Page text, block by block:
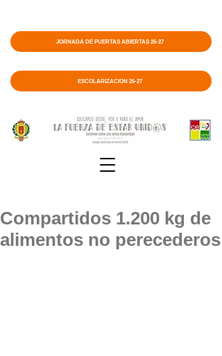
ESCOLARIZACIÓN 26-27
JORNADA DE PUERTAS ABIERTAS 26-27
Compartidos 1.200 kg de
alimentos no perecederos